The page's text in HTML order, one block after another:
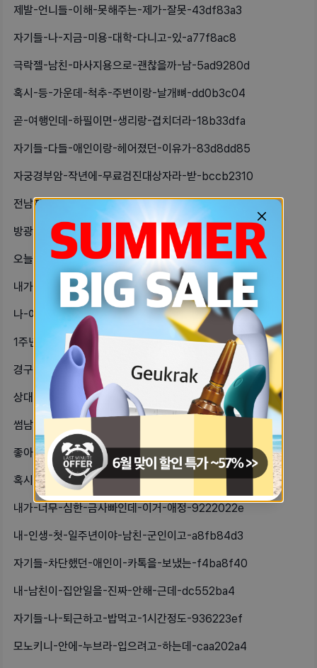
제발-언니들-이해-못해주는-제가-잘못-43df83a3
자기들-나-지금-미용-대학-다니고-있-a77f8ac8
극락젤-남친-마사지용으로-괜찮을까-남-5ad9280d
혹시-등-가운데-척추-주변이랑-날개뼈-dd0b3c04
곧-여행인데-하필이면-생리랑-겹치더라-18b33dfa
자기들-다들-애인이랑-헤어졌던-이유가-83d8dd85
자궁경부암-작년에-무료검진대상자라-받-bccb2310
전남자친구-상태메세지-ㅇㄹㅎㅂㅁ-ㅇㅇ-21bfbf5b
방광염-같아서-오늘-아침에-소변검사하-d680d4f7
오늘-풀빌라가는데뱃살-가림용으로-반팔-762b390e
내가-너무-프사로-하고-싶은-사진이-d4355fef
나-아예-물에-뜨는-거-조차-못하는-c0cd054b
1주년-기념으로-반지할까-비니할까-둘-62129311
경구피임약-12월-29일부터-1월-4-43707e02
상대방-마음이-식었는지-아닌지-알-수-d9e5a5a0
썸남짝남남친이-파트너-과거에-두세명-e36f8fb8
좋아할수록-애증이라는-감정이-생길-수-f3b8562a
혹시-우울증-진단받은-자기들-있을까요-4f7ae2a6
내가-너무-심한-금사빠인데-이거-애정-9222022e
내-인생-첫-일주년이야-남친-군인이고-a8fb84d3
자기들-차단했던-애인이-카톡을-보냈는-f4ba8f40
내-남친이-집안일을-진짜-안해-근데-dc552ba4
자기들-나-퇴근하고-밥먹고-1시간정도-936223ef
모노키니-안에-누브라-입으려고-하는데-caa202a4